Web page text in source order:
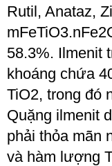
Rutil, Anataz,
mFeTiO3.nFe2
58.3%. Ilmenit
khoáng chứa
TiO2, trong đó
Quặng ilmenit
phải thỏa mãn
và hàm lượng